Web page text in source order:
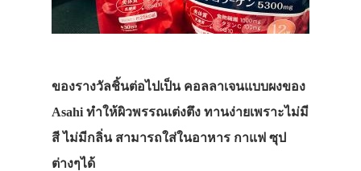
ของรางวัลชิ้นต่อไปเป็น คอลลาเจนแบบผงของ
Asahi ทำให้ผิวพรรณเต่งตึง ทานง่ายเพราะไม่มี
สี ไม่มีกลิ่น สามารถใส่ในอาหาร กาแฟ ซุป
ต่างๆได้